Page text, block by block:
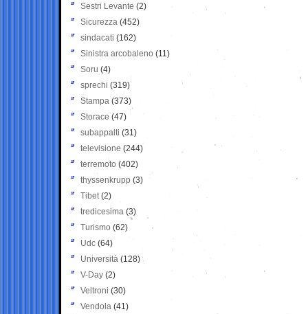
Sestri Levante (2)
Sicurezza (452)
sindacati (162)
Sinistra arcobaleno (11)
Soru (4)
sprechi (319)
Stampa (373)
Storace (47)
subappalti (31)
televisione(244)
terremoto (402)
thyssenkrupp (3)
Tibet(2)
tredicesima (3)
Turismo (62)
Udc (64)
Università (128)
V-Day (2)
Veltroni (30)
Vendola (41)